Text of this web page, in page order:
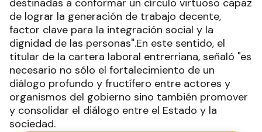
destinadas a conformar un círculo virtuoso capaz
de lograr la generación de trabajo decente,
factor clave para la integración social y la
dignidad de las personas".En este sentido, el
titular de la cartera laboral entrerriana, señaló "es
necesario no sólo el fortalecimiento de un
diálogo profundo y fructífero entre actores y
organismos del gobierno sino también promover
y consolidar el diálogo entre el Estado y la
sociedad.